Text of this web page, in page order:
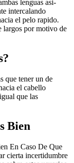
lenguas asi­
intercalando
el pelo rapido.
largos por motivo de
que tener un de
el cabello
que las
Bien
En Caso De Que
cierta incertidumbre